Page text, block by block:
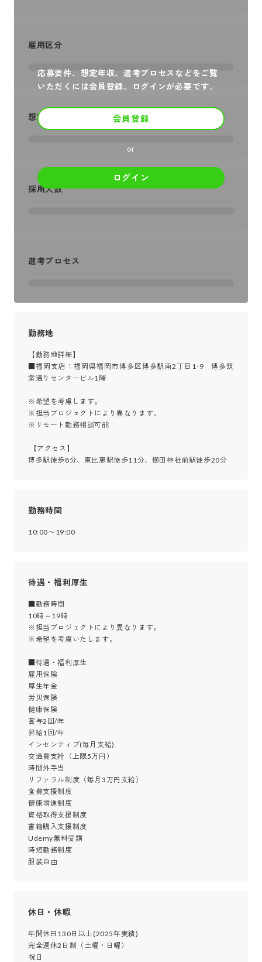
応募要件、想定年収、選考プロセスなどをご覧
いただくには会員登録、ログインが必要です。
会員登録
or
ログイン
雇用区分
想定年収
採用人数
選考プロセス
勤務地
【勤務地詳細】
■福岡支店：福岡県福岡市博多区博多駅南2丁目1-9　博多筑
紫通りセンタービル1階
※希望を考慮します。
※担当プロジェクトにより異なります。
※リモート勤務相談可能
博多駅徒歩8分、東比恵駅徒歩11分、櫛田神社前駅徒歩20分
勤務時間
10:00〜19:00
待遇・福利厚生
■勤務時間
10時～19時
※担当プロジェクトにより異なります。
※希望を考慮いたします。
■待遇・福利厚生
雇用保険
厚生年金
労災保険
健康保険
賞与2回/年
昇給1回/年
インセンティブ(毎月支給)
交通費支給（上限5万円）
時間外手当
リファラル制度（毎月3万円支給）
食費支援制度
健康増進制度
資格取得支援制度
書籍購入支援制度
Udemy無料受講
時短勤務制度
服装自由
休日・休暇
年間休日130日以上(2025年実績)
完全週休2日制（土曜・日曜）
祝日